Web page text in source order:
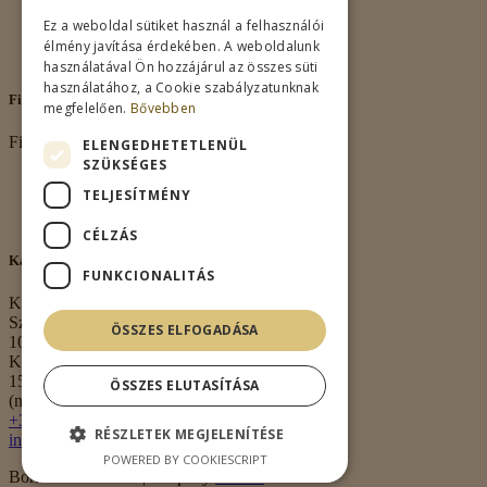
Vásárlási feltételek
Nagykereskedelem
Kapcsolat
Fiókom
Fiókom
Fiókom
Rendeléseim
Kívánságlista
Kapcsolat
Kapcsolat
Székhely:
1063 Budapest,
Kmety György u.
15. 3. em. 1.
(nem átvételi pont)
+36 30 474 0020
info@borkell.hu
Borkell.hu © 2026 | Shop By
Ez a weboldal sütiket használ a felhasználói
élmény javítása érdekében. A weboldalunk
használatával Ön hozzájárul az összes süti
használatához, a Cookie szabályzatunknak
megfelelően. Bővebben
ELENGEDHETETLENÜL
SZÜKSÉGES
TELJESÍTMÉNY
CÉLZÁS
FUNKCIONALITÁS
ÖSSZES ELFOGADÁSA
ÖSSZES ELUTASÍTÁSA
RÉSZLETEK MEGJELENÍTÉSE
POWERED BY COOKIESCRIPT